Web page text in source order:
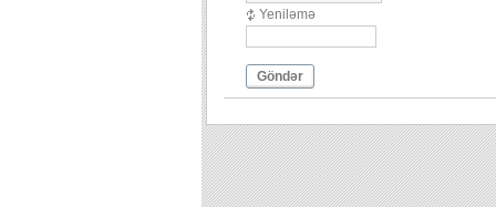
Yeniləmə
Göndər